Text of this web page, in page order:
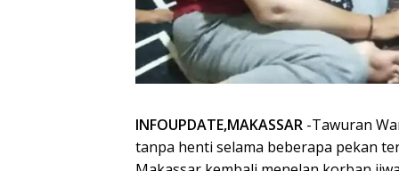
INFOUPDATE,MAKASSAR -Tawuran
tanpa henti selama beberapa pekan